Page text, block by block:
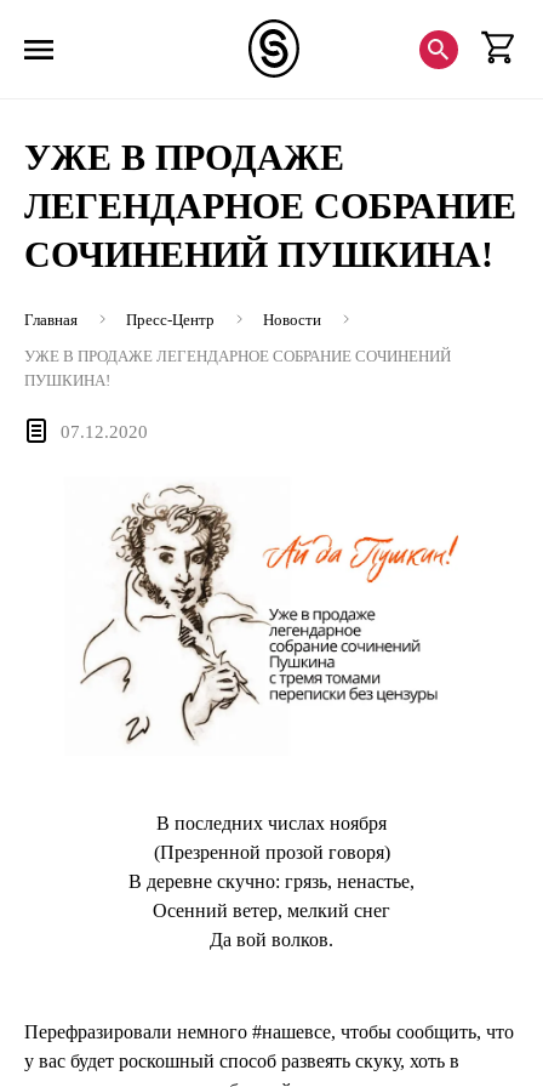
УЖЕ В ПРОДАЖЕ
ЛЕГЕНДАРНОЕ СОБРАНИЕ
СОЧИНЕНИЙ ПУШКИНА!
Главная Пресс-Центр
Новости
УЖЕ В ПРОДАЖЕ ЛЕГЕНДАРНОЕ СОБРАНИЕ СОЧИНЕНИЙ
ПУШКИНА!
07.12.2020
В последних числах ноября
(Презренной прозой говоря)
В деревне скучно: грязь, ненастье,
Осенний ветер, мелкий снег
Да вой волков.
Перефразировали немного #нашевсе, чтобы сообщить, что
у вас будет роскошный способ развеять скуку, хоть в